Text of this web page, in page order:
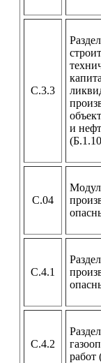
С.3.3
и
С.04
С.4.1
С.4.2
работ